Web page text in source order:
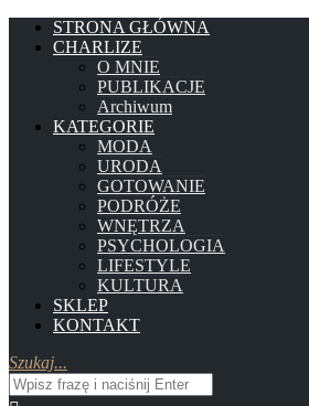
STRONA GŁÓWNA
CHARLIZE
O MNIE
PUBLIKACJE
Archiwum
KATEGORIE
MODA
URODA
GOTOWANIE
PODRÓŻE
WNĘTRZA
PSYCHOLOGIA
LIFESTYLE
KULTURA
SKLEP
KONTAKT
Szukaj...